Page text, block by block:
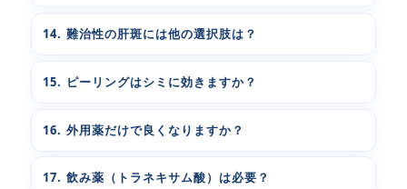
14. 難治性の肝斑には他の選択肢は？
15. ピーリングはシミに効きますか？
16. 外用薬だけで良くなりますか？
17. 飲み薬（トラネキサム酸）は必要？